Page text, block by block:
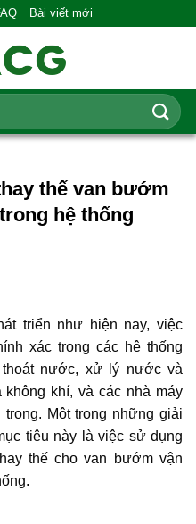
Bài viết mới
thế van bướm
hệ thống
triển như hiện nay, việc
xác trong các hệ thống
nước, xử lý nước và
khí, và các nhà máy
Một trong những giải
tiêu này là việc sử dụng
thế cho van bướm vận